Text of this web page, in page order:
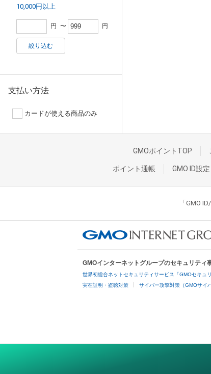
10,000円以上
円 〜 円
絞り込む
支払い方法
カードが使える商品のみ
GMOポイントTOP
ポイント通帳 GMO ID設定
「GMO
GMOインターネットグループのセキュリティ
世界初総合ネットセキュリティサービス「GMOセキュ
実在証明・盗聴対策 サイバー攻撃対策（GMOサイ